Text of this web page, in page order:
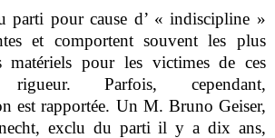
parti pour cause d’ « indiscipline »
et comportent souvent les plus
matériels pour les victimes de ces
Parfois, cependant,
est rapportée. Un M. Bruno Geiser,
exclu du parti il y a dix ans,